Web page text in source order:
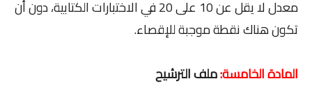
معدل لا يقل عن 10 على 20 في الاختبارات الكتابية، دون أن
تكون هناك نقطة موجبة للإقصاء.
المادة الخامسة:ملف الترشيح